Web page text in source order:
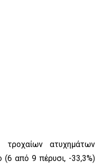
ατυχημάτων
(6 από 9 πέρυσι, -33,3%)